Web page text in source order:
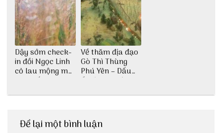
Dậy sớm check-
in đồi Ngọc Linh
cỏ lau mộng mơ
tại Huế nè bạn
Về thăm địa đạo
Gò Thì Thùng
Phú Yên – Dấu
ấn lịch sử còn
Để lại một bình luận